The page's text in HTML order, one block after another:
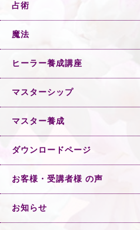
占術
魔法
ヒーラー養成講座
マスターシップ
マスター養成
ダウンロードページ
お客様・受講者様 の声
お知らせ